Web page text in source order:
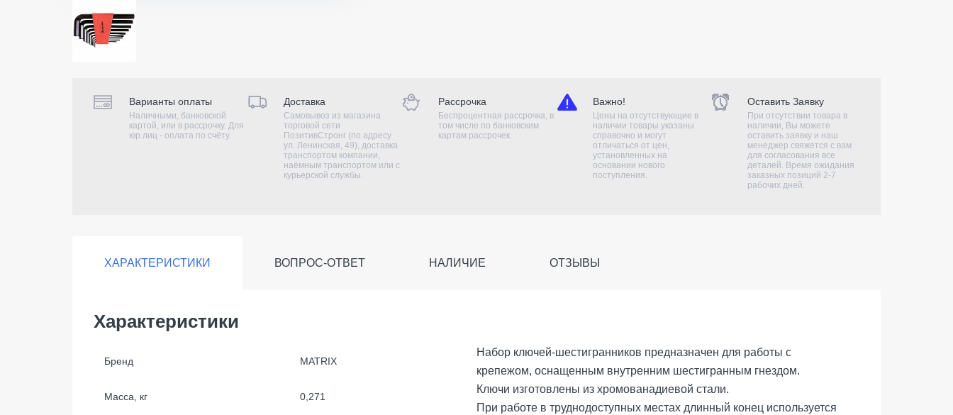
Варианты оплаты
Наличными, банковской
картой, или в рассрочку. Для
юр.лиц - оплата по счёту.
Доставка
Самовывоз из магазина
торговой сети
ПозитивСтронг (по адресу
ул. Ленинская, 49), доставка
транспортом компании,
наёмным транспортом или с
курьерской службы.
Рассрочка
Беспроцентная рассрочка, в
том числе по банковским
картам рассрочек.
Важно!
Цены на отсутствующие в
наличии товары указаны
справочно и могут
отличаться от цен,
установленных на
основании нового
поступления.
Оставить Заявку
При отсутствии товара в
наличии, Вы можете
оставить заявку и наш
менеджер свяжется с вам
для согласования все
деталей. Время ожидания
заказных позиций 2-7
рабочих дней.
ХАРАКТЕРИСТИКИ ВОПРОС-ОТВЕТ НАЛИЧИЕ ОТЗЫВЫ
Характеристики
Бренд MATRIX
Масса, кг 0,271
Набор ключей-шестигранников предназначен для работы с
крепежом, оснащенным внутренним шестигранным гнездом.
Ключи изготовлены из хромованадиевой стали.
При работе в труднодоступных местах длинный конец используется